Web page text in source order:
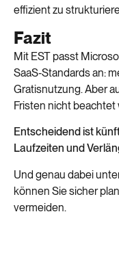
effizient zu
Fazit
Mit EST passt
SaaS‑Standards an:
Gratisnutzung. Aber
Fristen nicht beachtet
Entscheidend ist
Laufzeiten und
Und genau dabei
können Sie sicher
vermeiden.